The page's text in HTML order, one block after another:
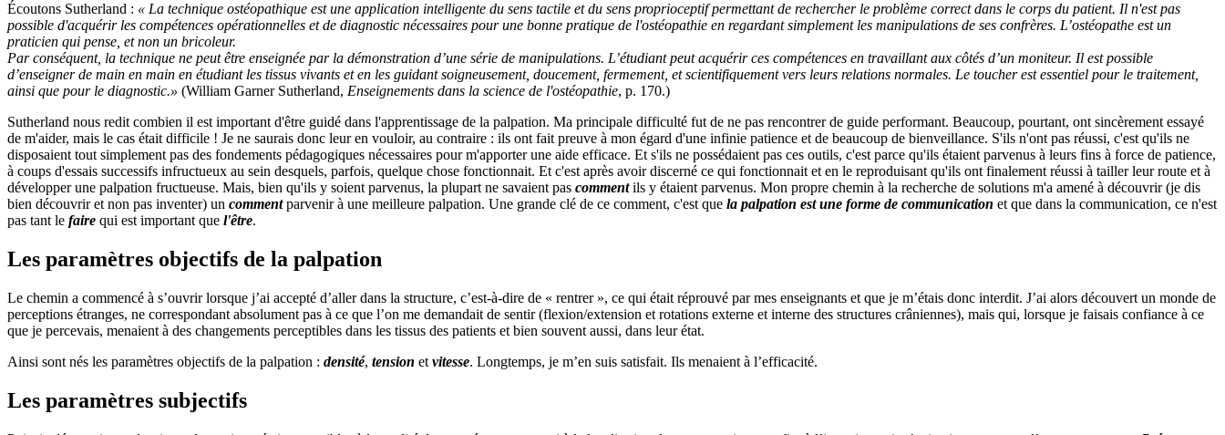
Écoutons Sutherland : « La technique ostéopathique est une application intelligente du sens tactile et du sens proprioceptif permettant de rechercher le problème correct dans le corps du patient. Il n'est pas
possible d'acquérir les compétences opérationnelles et de diagnostic nécessaires pour une bonne pratique de l'ostéopathie en regardant simplement les manipulations de ses confrères. L’ostéopathe est un
praticien qui pense, et non un bricoleur.
Par conséquent, la technique ne peut être enseignée par la démonstration d’une série de manipulations. L’étudiant peut acquérir ces compétences en travaillant aux côtés d’un moniteur. Il est possible
d’enseigner de main en main en étudiant les tissus vivants et en les guidant soigneusement, doucement, fermement, et scientifiquement vers leurs relations normales. Le toucher est essentiel pour le traitement,
ainsi que pour le diagnostic.» (William Garner Sutherland, Enseignements dans la science de l'ostéopathie, p. 170.)
Sutherland nous redit combien il est important d'être guidé dans l'apprentissage de la palpation. Ma principale difficulté fut de ne pas rencontrer de guide performant. Beaucoup, pourtant, ont sincèrement essayé
de m'aider, mais le cas était difficile ! Je ne saurais donc leur en vouloir, au contraire : ils ont fait preuve à mon égard d'une infinie patience et de beaucoup de bienveillance. S'ils n'ont pas réussi, c'est qu'ils ne
disposaient tout simplement pas des fondements pédagogiques nécessaires pour m'apporter une aide efficace. Et s'ils ne possédaient pas ces outils, c'est parce qu'ils étaient parvenus à leurs fins à force de patience,
à coups d'essais successifs infructueux au sein desquels, parfois, quelque chose fonctionnait. Et c'est après avoir discerné ce qui fonctionnait et en le reproduisant qu'ils ont finalement réussi à tailler leur route et à
développer une palpation fructueuse. Mais, bien qu'ils y soient parvenus, la plupart ne savaient pas commentils y étaient parvenus. Mon propre chemin à la recherche de solutions m'a amené à découvrir (je dis
bien découvrir et non pas inventer) un commentparvenir à une meilleure palpation. Une grande clé de ce comment, c'est que la palpation est une forme de communication et que dans la communication, ce n'est
pas tant le faire qui est important que l'être.
Les paramètres objectifs de la palpation
Le chemin a commencé à s’ouvrir lorsque j’ai accepté d’aller dans la structure, c’est-à-dire de « rentrer », ce qui était réprouvé par mes enseignants et que je m’étais donc interdit. J’ai alors découvert un monde de
perceptions étranges, ne correspondant absolument pas à ce que l’on me demandait de sentir (flexion/extension et rotations externe et interne des structures crâniennes), mais qui, lorsque je faisais confiance à ce
que je percevais, menaient à des changements perceptibles dans les tissus des patients et bien souvent aussi, dans leur état.
Ainsi sont nés les paramètres objectifs de la palpation : densité, tension et vitesse. Longtemps, je m’en suis satisfait. Ils menaient à l’efficacité.
Les paramètres subjectifs